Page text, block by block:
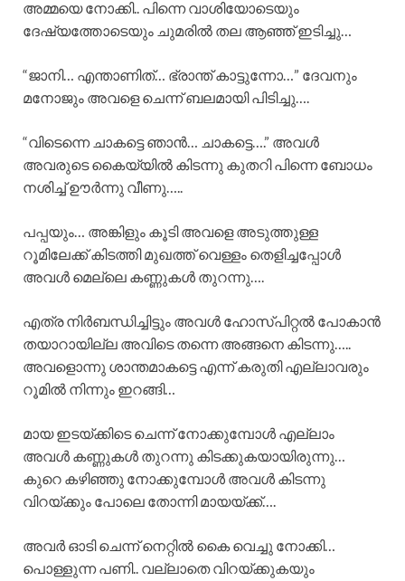
അമ്മയെ നോക്കി.. പിന്നെ വാശിയോടെയും
ദേഷ്യത്തോടെയും ചുമരിൽ തല ആഞ്ഞ് ഇടിച്ചു…
“ജാനി… എന്താണിത്… ഭ്രാന്ത് കാട്ടുന്നോ…” ദേവനും
മനോജും അവളെ ചെന്ന് ബലമായി പിടിച്ചു….
“വിടെന്നെ ചാകട്ടെ ഞാൻ… ചാകട്ടെ….” അവൾ
അവരുടെ കൈയ്യിൽ കിടന്നു കുതറി പിന്നെ ബോധം
നശിച്ച് ഊർന്നു വീണു…..
പപ്പയും… അങ്കിളും കൂടി അവളെ അടുത്തുള്ള
റൂമിലേക്ക് കിടത്തി മുഖത്ത് വെള്ളം തെളിച്ചപ്പോൾ
അവൾ മെല്ലെ കണ്ണുകൾ തുറന്നു….
എത്ര നിർബന്ധിച്ചിട്ടും അവൾ ഹോസ്പിറ്റൽ പോകാൻ
തയാറായില്ല അവിടെ തന്നെ അങ്ങനെ കിടന്നു…..
അവളൊന്നു ശാന്തമാകട്ടെ എന്ന് കരുതി എല്ലാവരും
റൂമിൽ നിന്നും ഇറങ്ങി…
മായ ഇടയ്ക്കിടെ ചെന്ന് നോക്കുമ്പോൾ എല്ലാം
അവൾ കണ്ണുകൾ തുറന്നു കിടക്കുകയായിരുന്നു…
കുറെ കഴിഞ്ഞു നോക്കുമ്പോൾ അവൾ കിടന്നു
വിറയ്ക്കും പോലെ തോന്നി മായയ്ക്ക്….
അവർ ഓടി ചെന്ന് നെറ്റിൽ കൈ വെച്ചു നോക്കി…
പൊള്ളുന്ന പണി.. വല്ലാതെ വിറയ്ക്കുകയും